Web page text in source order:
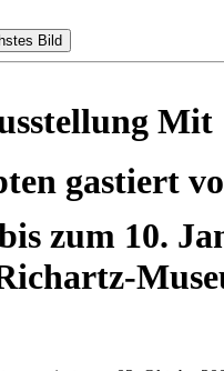
Bild
Mit
gastiert
zum 10.